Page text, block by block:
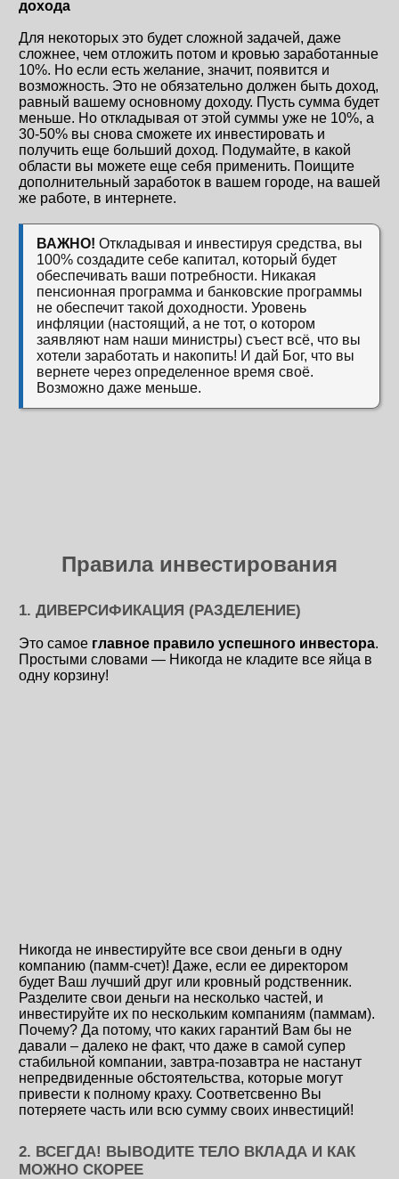
дохода
Для некоторых это будет сложной задачей, даже
сложнее, чем отложить потом и кровью заработанные
10%. Но если есть желание, значит, появится и
возможность. Это не обязательно должен быть доход,
равный вашему основному доходу. Пусть сумма будет
меньше. Но откладывая от этой суммы уже не 10%, а
30-50% вы снова сможете их инвестировать и
получить еще больший доход. Подумайте, в какой
области вы можете еще себя применить. Поищите
дополнительный заработок в вашем городе, на вашей
же работе, в интернете.
ВАЖНО! Откладывая и инвестируя средства, вы
100% создадите себе капитал, который будет
обеспечивать ваши потребности. Никакая
пенсионная программа и банковские программы
не обеспечит такой доходности. Уровень
инфляции (настоящий, а не тот, о котором
заявляют нам наши министры) съест всё, что вы
хотели заработать и накопить! И дай Бог, что вы
вернете через определенное время своё.
Возможно даже меньше.
Правила инвестирования
1. ДИВЕРСИФИКАЦИЯ (РАЗДЕЛЕНИЕ)
Это самое главное правило успешного инвестора.
Простыми словами — Никогда не кладите все яйца в
одну корзину!
Никогда не инвестируйте все свои деньги в одну
компанию (памм-счет)! Даже, если ее директором
будет Ваш лучший друг или кровный родственник.
Разделите свои деньги на несколько частей, и
инвестируйте их по нескольким компаниям (паммам).
Почему? Да потому, что каких гарантий Вам бы не
давали – далеко не факт, что даже в самой супер
стабильной компании, завтра-позавтра не настанут
непредвиденные обстоятельства, которые могут
привести к полному краху. Соответсвенно Вы
потеряете часть или всю сумму своих инвестиций!
2. ВСЕГДА! ВЫВОДИТЕ ТЕЛО ВКЛАДА И КАК
МОЖНО СКОРЕЕ